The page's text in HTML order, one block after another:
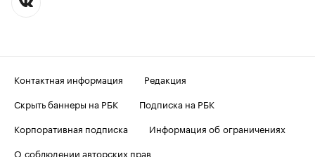
Контактная информация
Редакция
Скрыть баннеры на РБК
Подписка на РБК
Корпоративная подписка
Информация об ограничениях
О соблюдении авторских прав